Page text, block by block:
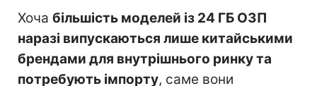
Хоча більшість моделей із 24 ГБ ОЗП
наразі випускаються лише китайськими
брендами для внутрішнього ринку та
потребують імпорту, саме вони